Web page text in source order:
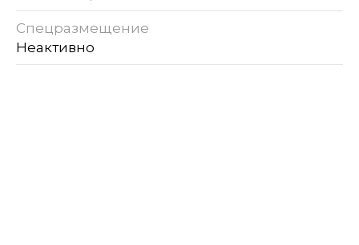
Спецразмещение
Неактивно